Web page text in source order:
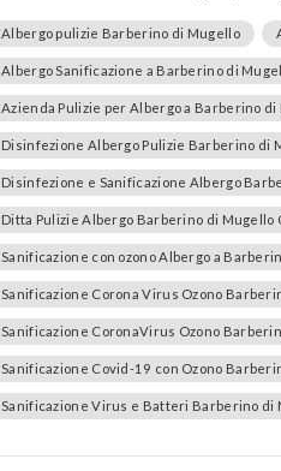
Albergo pulizie Barberino di Mugello
Albergo Sanificazione a Barberino di
Azienda Pulizie per Albergo a Barberino
Disinfezione Albergo Pulizie Barberino di
Disinfezione e Sanificazione Albergo
Ditta Pulizie Albergo Barberino di Mugello
Sanificazione con ozono Albergo a
Sanificazione Corona Virus Ozono
Sanificazione CoronaVirus Ozono
Sanificazione Covid-19 con Ozono
Sanificazione Virus e Batteri Barberino di